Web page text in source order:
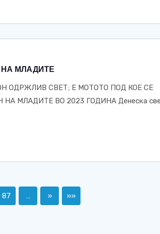
НА МЛАДИТЕ
ОДРЖЛИВ СВЕТ; Е МОТОТО ПОД КОЕ СЕ
МЛАДИТЕ ВО 2023 ГОДИНА Денеска
87 … » »»